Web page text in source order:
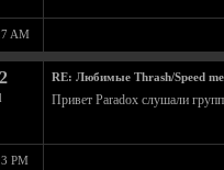
AM
RE: Любимые Thrash/Speed
Привет Paradox слушали
PM